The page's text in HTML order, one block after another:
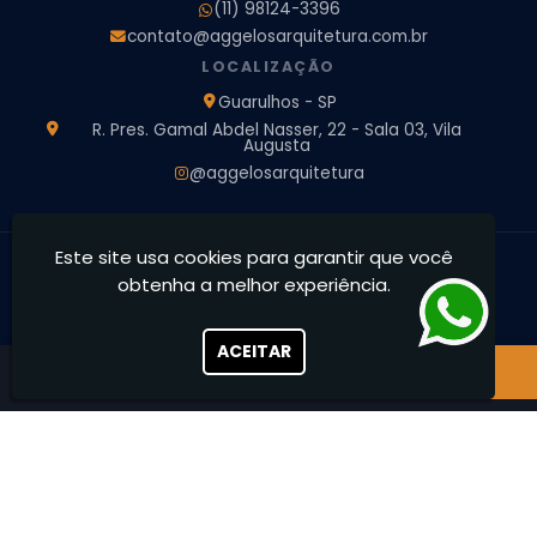
Projeto de Arquitetura de Interiores
Projeto de Arquitetura e Engenharia
Projeto de Arquitetura para Apartamentos
Projeto de Arquitetura Residencial
Projeto de Interiores Comercial
Projeto de Interiores Completo
Projeto de Interiores Residencial
(11) 98124-3396
contato@aggelosarquitetura.com.br
LOCALIZAÇÃO
Guarulhos - SP
R. Pres. Gamal Abdel Nasser, 22 - Sala 03, Vila
Augusta
@aggelosarquitetura
Ággelos Arquitetura e Interiores - Transformamos espaços,
concretizamos sonhos
Este site usa cookies para garantir que você
obtenha a melhor experiência.
ACEITAR